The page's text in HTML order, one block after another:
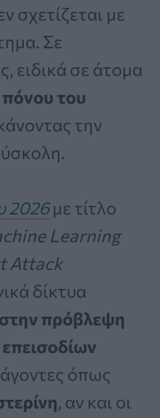
σχετίζεται με
Σε
ειδικά σε άτομα
του
την
2026με τίτλο
Learning
Attack
δίκτυα
πρόβλεψη
όπως
, αν και οι